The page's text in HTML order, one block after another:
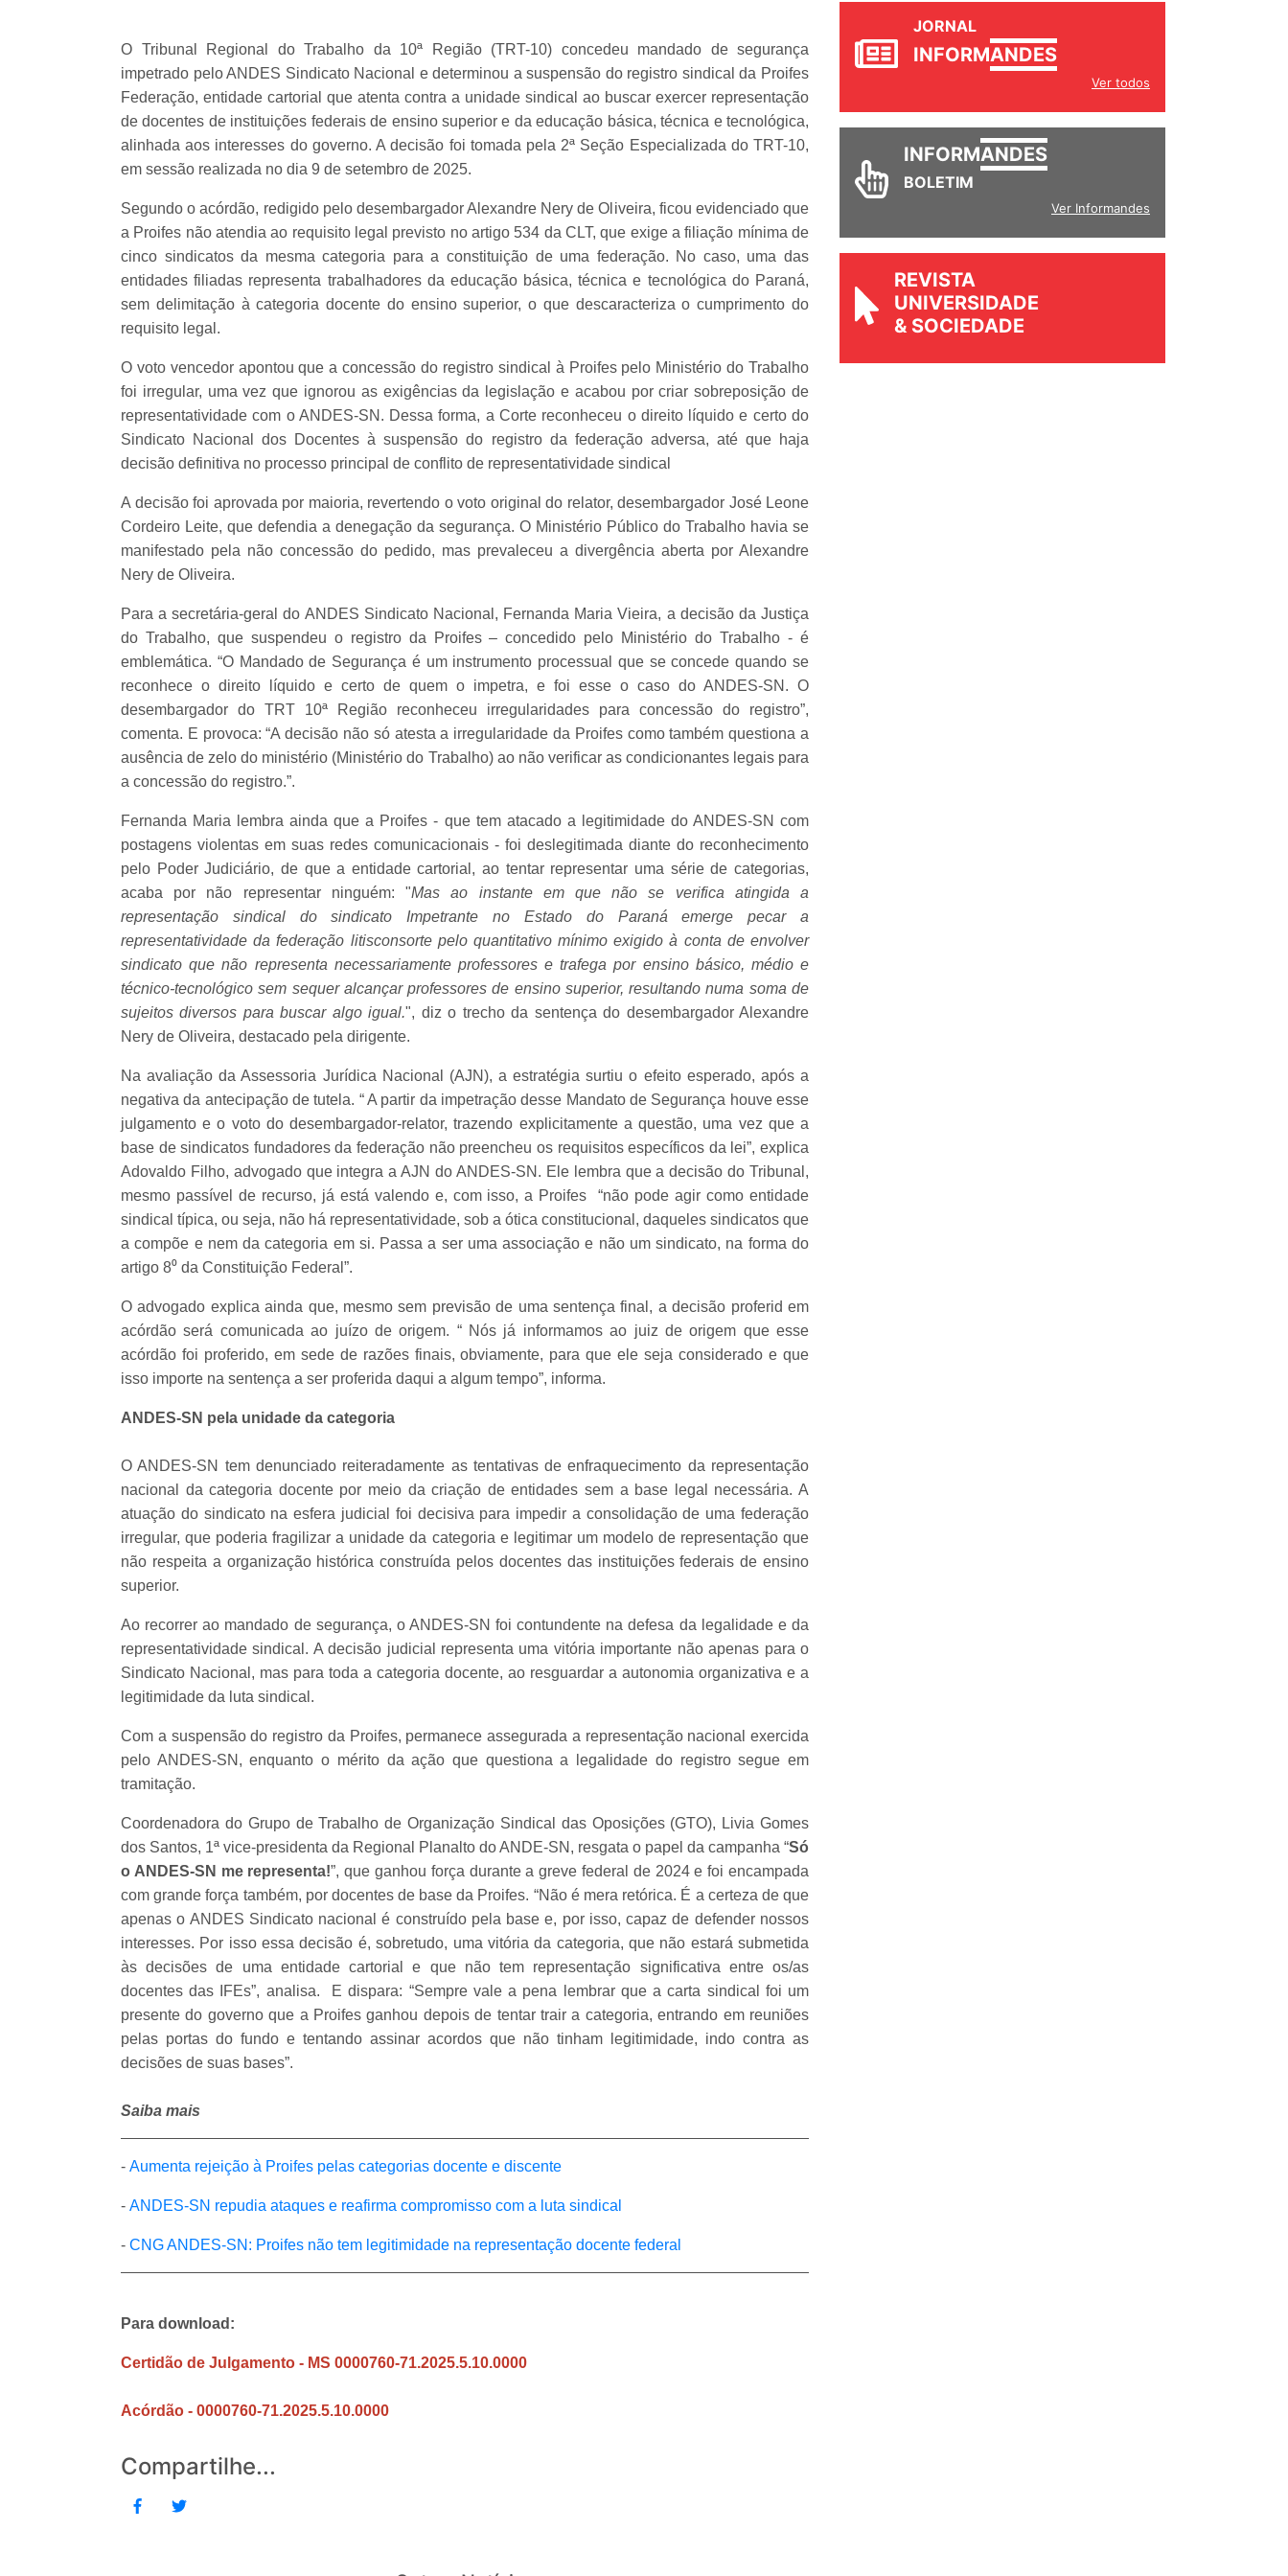
O Tribunal Regional do Trabalho da 10ª Região (TRT-10) concedeu mandado de segurança
impetrado pelo ANDES Sindicato Nacional e determinou a suspensão do registro sindical da Proifes
Federação, entidade cartorial que atenta contra a unidade sindical ao buscar exercer representação
de docentes de instituições federais de ensino superior e da educação básica, técnica e tecnológica,
alinhada aos interesses do governo. A decisão foi tomada pela 2ª Seção Especializada do TRT-10,
em sessão realizada no dia 9 de setembro de 2025.
Segundo o acórdão, redigido pelo desembargador Alexandre Nery de Oliveira, ficou evidenciado que
a Proifes não atendia ao requisito legal previsto no artigo 534 da CLT, que exige a filiação mínima de
cinco sindicatos da mesma categoria para a constituição de uma federação. No caso, uma das
entidades filiadas representa trabalhadores da educação básica, técnica e tecnológica do Paraná,
sem delimitação à categoria docente do ensino superior, o que descaracteriza o cumprimento do
requisito legal.
O voto vencedor apontou que a concessão do registro sindical à Proifes pelo Ministério do Trabalho
foi irregular, uma vez que ignorou as exigências da legislação e acabou por criar sobreposição de
representatividade com o ANDES-SN. Dessa forma, a Corte reconheceu o direito líquido e certo do
Sindicato Nacional dos Docentes à suspensão do registro da federação adversa, até que haja
decisão definitiva no processo principal de conflito de representatividade sindical
A decisão foi aprovada por maioria, revertendo o voto original do relator, desembargador José Leone
Cordeiro Leite, que defendia a denegação da segurança. O Ministério Público do Trabalho havia se
manifestado pela não concessão do pedido, mas prevaleceu a divergência aberta por Alexandre
Nery de Oliveira.
Para a secretária-geral do ANDES Sindicato Nacional, Fernanda Maria Vieira, a decisão da Justiça
do Trabalho, que suspendeu o registro da Proifes – concedido pelo Ministério do Trabalho - é
emblemática. “O Mandado de Segurança é um instrumento processual que se concede quando se
reconhece o direito líquido e certo de quem o impetra, e foi esse o caso do ANDES-SN. O
desembargador do TRT 10ª Região reconheceu irregularidades para concessão do registro”,
comenta. E provoca: “A decisão não só atesta a irregularidade da Proifes como também questiona a
ausência de zelo do ministério (Ministério do Trabalho) ao não verificar as condicionantes legais para
a concessão do registro.”.
Fernanda Maria lembra ainda que a Proifes - que tem atacado a legitimidade do ANDES-SN com
postagens violentas em suas redes comunicacionais - foi deslegitimada diante do reconhecimento
pelo Poder Judiciário, de que a entidade cartorial, ao tentar representar uma série de categorias,
acaba por não representar ninguém: "Mas ao instante em que não se verifica atingida a
representação sindical do sindicato Impetrante no Estado do Paraná emerge pecar a
representatividade da federação litisconsorte pelo quantitativo mínimo exigido à conta de envolver
sindicato que não representa necessariamente professores e trafega por ensino básico, médio e
técnico-tecnológico sem sequer alcançar professores de ensino superior, resultando numa soma de
sujeitos diversos para buscar algo igual.", diz o trecho da sentença do desembargador Alexandre
Nery de Oliveira, destacado pela dirigente.
Na avaliação da Assessoria Jurídica Nacional (AJN), a estratégia surtiu o efeito esperado, após a
negativa da antecipação de tutela. “ A partir da impetração desse Mandato de Segurança houve esse
julgamento e o voto do desembargador-relator, trazendo explicitamente a questão, uma vez que a
base de sindicatos fundadores da federação não preencheu os requisitos específicos da lei”, explica
Adovaldo Filho, advogado que integra a AJN do ANDES-SN. Ele lembra que a decisão do Tribunal,
mesmo passível de recurso, já está valendo e, com isso, a Proifes “não pode agir como entidade
sindical típica, ou seja, não há representatividade, sob a ótica constitucional, daqueles sindicatos que
a compõe e nem da categoria em si. Passa a ser uma associação e não um sindicato, na forma do
artigo 8⁰ da Constituição Federal”.
O advogado explica ainda que, mesmo sem previsão de uma sentença final, a decisão proferid em
acórdão será comunicada ao juízo de origem. “ Nós já informamos ao juiz de origem que esse
acórdão foi proferido, em sede de razões finais, obviamente, para que ele seja considerado e que
isso importe na sentença a ser proferida daqui a algum tempo”, informa.
ANDES-SN pela unidade da categoria
O ANDES-SN tem denunciado reiteradamente as tentativas de enfraquecimento da representação
nacional da categoria docente por meio da criação de entidades sem a base legal necessária. A
atuação do sindicato na esfera judicial foi decisiva para impedir a consolidação de uma federação
irregular, que poderia fragilizar a unidade da categoria e legitimar um modelo de representação que
não respeita a organização histórica construída pelos docentes das instituições federais de ensino
superior.
Ao recorrer ao mandado de segurança, o ANDES-SN foi contundente na defesa da legalidade e da
representatividade sindical. A decisão judicial representa uma vitória importante não apenas para o
Sindicato Nacional, mas para toda a categoria docente, ao resguardar a autonomia organizativa e a
legitimidade da luta sindical.
Com a suspensão do registro da Proifes, permanece assegurada a representação nacional exercida
pelo ANDES-SN, enquanto o mérito da ação que questiona a legalidade do registro segue em
tramitação.
Coordenadora do Grupo de Trabalho de Organização Sindical das Oposições (GTO), Livia Gomes
dos Santos, 1ª vice-presidenta da Regional Planalto do ANDE-SN, resgata o papel da campanha “Só
o ANDES-SN me representa!”, que ganhou força durante a greve federal de 2024 e foi encampada
com grande força também, por docentes de base da Proifes. “Não é mera retórica. É a certeza de que
apenas o ANDES Sindicato nacional é construído pela base e, por isso, capaz de defender nossos
interesses. Por isso essa decisão é, sobretudo, uma vitória da categoria, que não estará submetida
às decisões de uma entidade cartorial e que não tem representação significativa entre os/as
docentes das IFEs”, analisa. E dispara: “Sempre vale a pena lembrar que a carta sindical foi um
presente do governo que a Proifes ganhou depois de tentar trair a categoria, entrando em reuniões
pelas portas do fundo e tentando assinar acordos que não tinham legitimidade, indo contra as
decisões de suas bases”.
Saiba mais
- Aumenta rejeição à Proifes pelas categorias docente e discente
- ANDES-SN repudia ataques e reafirma compromisso com a luta sindical
- CNG ANDES-SN: Proifes não tem legitimidade na representação docente federal
Para download:
Certidão de Julgamento - MS 0000760-71.2025.5.10.0000
Acórdão - 0000760-71.2025.5.10.0000
Compartilhe...
JORNAL
INFORMANDES
Ver todos
INFORMANDES
BOLETIM
Ver Informandes
REVISTA
UNIVERSIDADE
& SOCIEDADE